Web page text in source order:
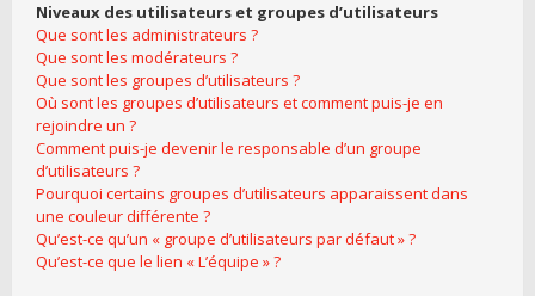
Niveaux des utilisateurs et groupes d’utilisateurs
Que sont les administrateurs ?
Que sont les modérateurs ?
Que sont les groupes d’utilisateurs ?
Où sont les groupes d’utilisateurs et comment puis-je en
rejoindre un ?
Comment puis-je devenir le responsable d’un groupe
d’utilisateurs ?
Pourquoi certains groupes d’utilisateurs apparaissent dans
une couleur différente ?
Qu’est-ce qu’un « groupe d’utilisateurs par défaut » ?
Qu’est-ce que le lien « L’équipe » ?